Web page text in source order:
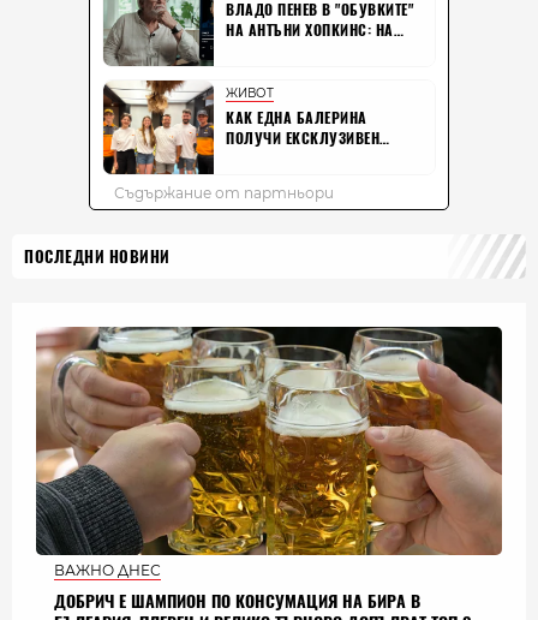
ПОСЛЕДНИ НОВИНИ
ВАЖНО ДНЕС
ДОБРИЧ Е ШАМПИОН ПО КОНСУМАЦИЯ НА БИРА В